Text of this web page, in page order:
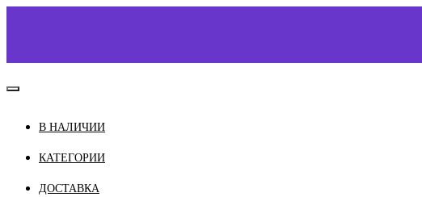
О НАС
ДОСТАВКА И ОПЛАТА
В НАЛИЧИИ
КАТЕГОРИИ
ДОСТАВКА